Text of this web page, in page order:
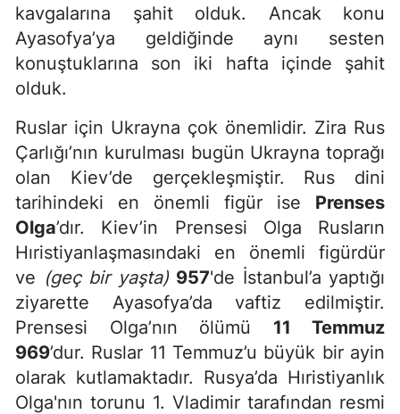
kavgalarına şahit olduk. Ancak konu
Ayasofya’ya geldiğinde aynı sesten
konuştuklarına son iki hafta içinde şahit
olduk.
Ruslar için Ukrayna çok önemlidir. Zira Rus
Çarlığı’nın kurulması bugün Ukrayna toprağı
olan Kiev’de gerçekleşmiştir. Rus dini
tarihindeki en önemli figür ise Prenses
Olga’dır. Kiev’in Prensesi Olga Rusların
Hıristiyanlaşmasındaki en önemli figürdür
ve (geç bir yaşta) 957'de İstanbul’a yaptığı
ziyarette Ayasofya’da vaftiz edilmiştir.
Prensesi Olga’nın ölümü 11 Temmuz
969’dur. Ruslar 11 Temmuz’u büyük bir ayin
olarak kutlamaktadır. Rusya’da Hıristiyanlık
Olga'nın torunu 1. Vladimir tarafından resmi